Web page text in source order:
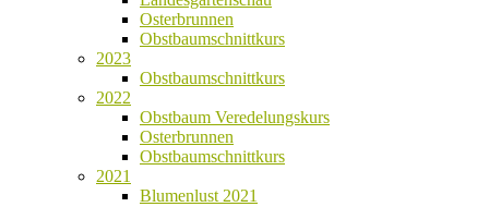
Osterbrunnen
Obstbaumschnittkurs
2023
Obstbaumschnittkurs
2022
Obstbaum Veredelungskurs
Osterbrunnen
Obstbaumschnittkurs
2021
Blumenlust 2021